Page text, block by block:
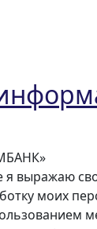
выражаю
моих